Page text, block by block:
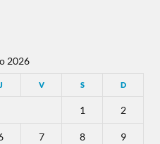
2026
J V S D
1 2
7 8 9